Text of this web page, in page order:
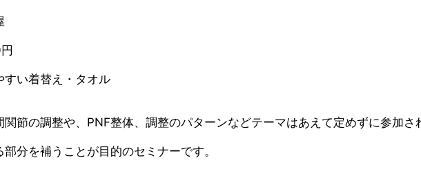
い着替え・タオル
関節の調整や、PNF整体、調整のパターンなどテーマはあえて定めずに参加
分を補うことが目的のセミナーです。